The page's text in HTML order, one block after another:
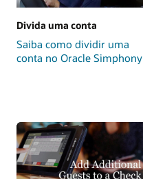
Divida uma conta
Saiba como dividir uma
conta no Oracle Simphony